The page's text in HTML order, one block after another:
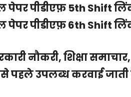
पेपर पीडीएफ़ 5th Shift
पेपर पीडीएफ़ 6th Shift
नौकरी, शिक्षा
उपलब्ध करवाई जाती